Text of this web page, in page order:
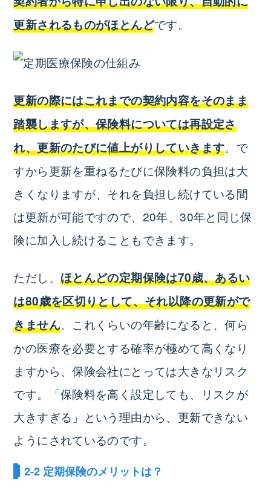
更新されるものがほとんどです。
更新の際にはこれまでの契約内容をそのまま
踏襲しますが、保険料については再設定さ
れ、更新のたびに値上がりしていきます。で
すから更新を重ねるたびに保険料の負担は大
きくなりますが、それを負担し続けている間
は更新が可能ですので、20年、30年と同じ保
険に加入し続けることもできます。
ただし、 ほとんどの定期保険は70歳、あるい
は80歳を区切りとして、それ以降の更新がで
きません。これくらいの年齢になると、何ら
かの医療を必要とする確率が極めて高くなり
ますから、保険会社にとっては大きなリスク
です。「保険料を高く設定しても、リスクが
大きすぎる」という理由から、更新できない
ようにされているのです。
2-2 定期保険のメリットは？